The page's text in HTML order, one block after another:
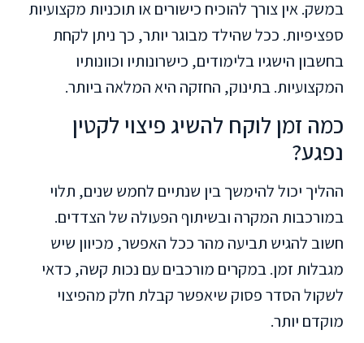
במשק. אין צורך להוכיח כישורים או תוכניות מקצועיות
ספציפיות. ככל שהילד מבוגר יותר, כך ניתן לקחת
בחשבון הישגיו בלימודים, כישרונותיו וכוונותיו
המקצועיות. בתינוק, החזקה היא המלאה ביותר.
כמה זמן לוקח להשיג פיצוי לקטין
נפגע?
ההליך יכול להימשך בין שנתיים לחמש שנים, תלוי
במורכבות המקרה ובשיתוף הפעולה של הצדדים.
חשוב להגיש תביעה מהר ככל האפשר, מכיוון שיש
מגבלות זמן. במקרים מורכבים עם נכות קשה, כדאי
לשקול הסדר פסוק שיאפשר קבלת חלק מהפיצוי
מוקדם יותר.